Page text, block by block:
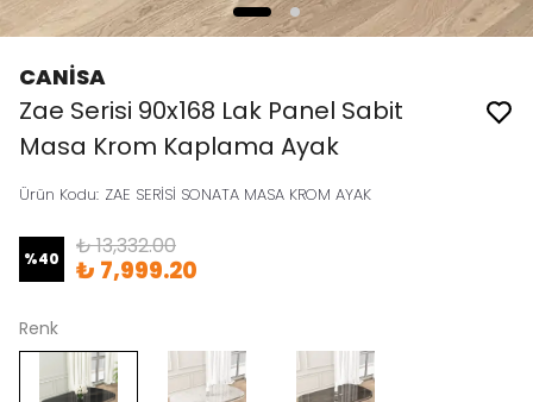
CANİSA
Zae Serisi 90x168 Lak Panel Sabit
Masa Krom Kaplama Ayak
Ürün Kodu: ZAE SERİSİ SONATA MASA KROM AYAK
%40 ₺ 13,332.00
₺ 7,999.20
Renk